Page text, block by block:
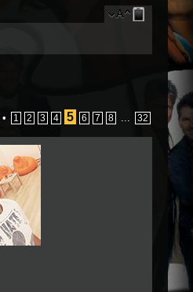
• 1 2 3 4 5 6 7 8 ... 32